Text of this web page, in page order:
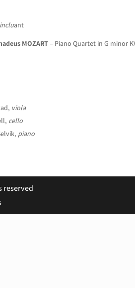
ant
MOZART– Piano Quartet in G minor
viola
cello
piano
reserved